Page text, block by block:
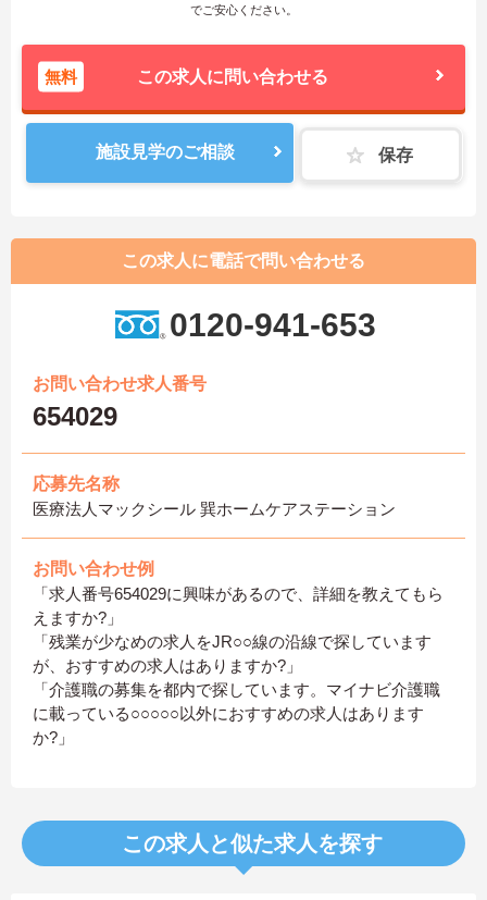
でご安心ください。
無料 この求人に問い合わせる
施設見学のご相談 保存
この求人に電話で問い合わせる
0120-941-653
お問い合わせ求人番号
654029
応募先名称
医療法人マックシール 巽ホームケアステーション
お問い合わせ例
「求人番号654029に興味があるので、詳細を教えてもら
えますか?」
「残業が少なめの求人をJR○○線の沿線で探しています
が、おすすめの求人はありますか?」
「介護職の募集を都内で探しています。マイナビ介護職
に載っている○○○○○以外におすすめの求人はあります
か?」
この求人と似た求人を探す